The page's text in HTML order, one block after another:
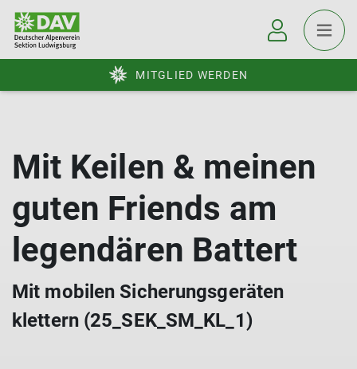
MITGLIED WERDEN
Mit Keilen & meinen
guten Friends am
legendären Battert
Mit mobilen Sicherungsgeräten
klettern (25_SEK_SM_KL_1)